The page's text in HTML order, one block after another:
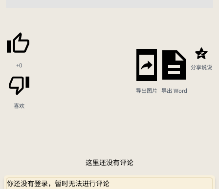
+0
喜欢
导出图片 导出 Word
分享说说
这里还没有评论
你还没有登录，暂时无法进行评论